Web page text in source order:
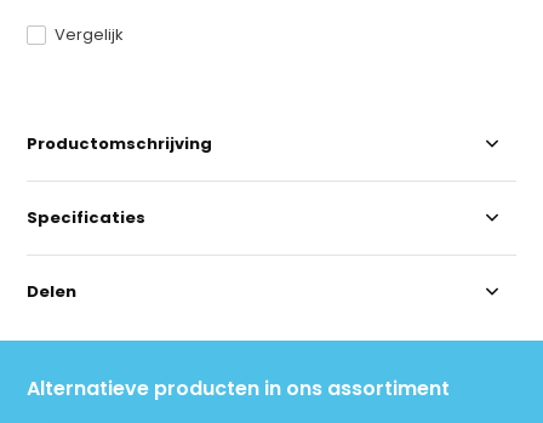
Vergelijk
Productomschrijving
Specificaties
Delen
Alternatieve producten in ons assortiment